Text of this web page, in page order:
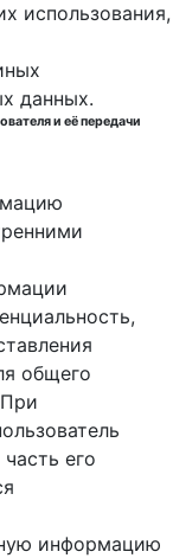
использования,
данных.
и её передачи
общего
его
информацию